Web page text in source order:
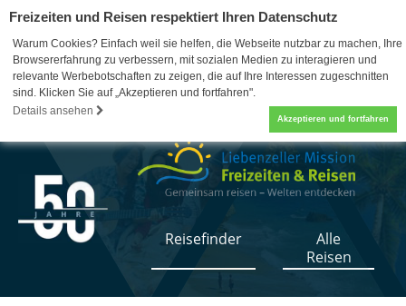
Freizeiten und Reisen respektiert Ihren Datenschutz
Warum Cookies? Einfach weil sie helfen, die Webseite nutzbar zu machen, Ihre
Browsererfahrung zu verbessern, mit sozialen Medien zu interagieren und
relevante Werbebotschaften zu zeigen, die auf Ihre Interessen zugeschnitten
sind. Klicken Sie auf „Akzeptieren und fortfahren".
Details ansehen
Akzeptieren und fortfahren
07052 / 17-5110 0
Reisefinder
Alle
Reisen